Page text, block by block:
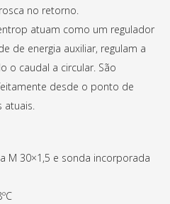
no retorno.
atuam como um regulador
de energia auxiliar, regulam a
o caudal a circular. São
desde o ponto de
atuais.
M 30×1,5 e sonda incorporada